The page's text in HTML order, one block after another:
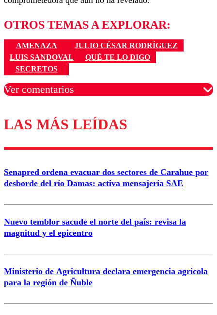
OTROS TEMAS A EXPLORAR:
AMENAZA
JULIO CÉSAR RODRÍGUEZ
LUIS SANDOVAL
QUÉ TE LO DIGO
SECRETOS
Ver comentarios
Los comentarios son moderados para garantizar un
diálogo respetuoso.
Nombre
Correo
LAS MÁS LEÍDAS
Senapred ordena evacuar dos sectores de Carahue por
desborde del río Damas: activa mensajería SAE
Nuevo temblor sacude el norte del país: revisa la
magnitud y el epicentro
Ministerio de Agricultura declara emergencia agrícola
para la región de Ñuble